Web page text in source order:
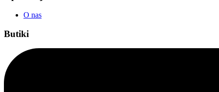
O nas
Butiki